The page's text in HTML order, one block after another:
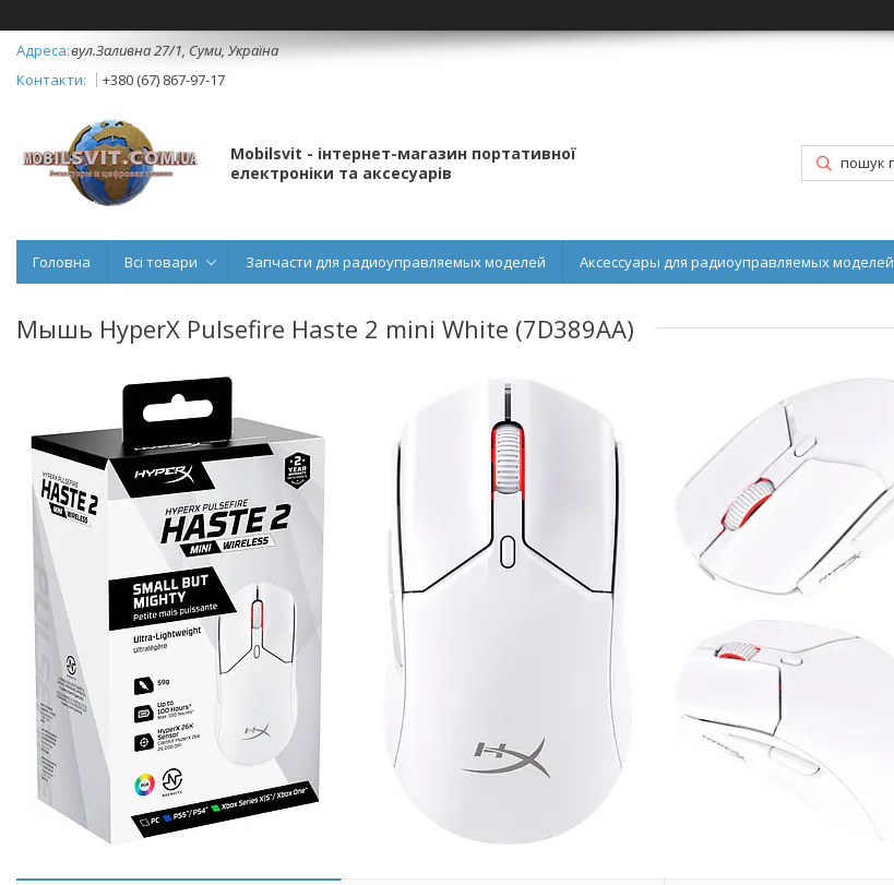
вул.Заливна 27/1, Суми, Україна
+380 (67) 867-97-17
Mobilsvit - інтернет-магазин портативної
електроніки та аксесуарів
Головна Всі товари Запчасти для радиоуправляемых моделей Аксессуары для радиоуправляемых моделей
Мышь HyperX Pulsefire Haste 2 mini White (7D389AA)